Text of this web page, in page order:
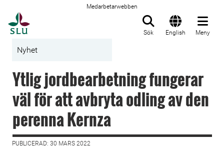
Medarbetarwebben
Sök English Meny
Nyhet
Ytlig jordbearbetning fungerar
väl för att avbryta odling av den
perenna Kernza
PUBLICERAD: 30 MARS 2022